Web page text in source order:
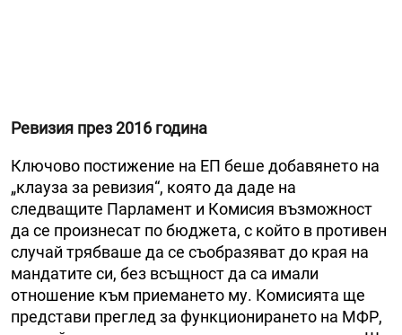
Ревизия през 2016 година
Ключово постижение на ЕП беше добавянето на
„клауза за ревизия“, която да даде на
следващите Парламент и Комисия възможност
да се произнесат по бюджета, с който в противен
случай трябваше да се съобразяват до края на
мандатите си, без всъщност да са имали
отношение към приемането му. Комисията ще
представи преглед за функционирането на МФР,